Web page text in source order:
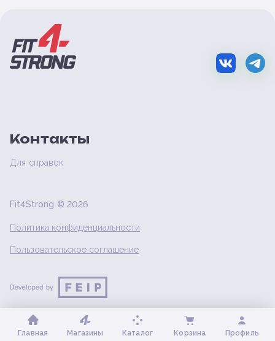
Контакты
Для справок
Fit4Strong © 2026
Политика конфиденциальности
Пользовательское соглашение
Главная Магазины Каталог Корзина Профиль